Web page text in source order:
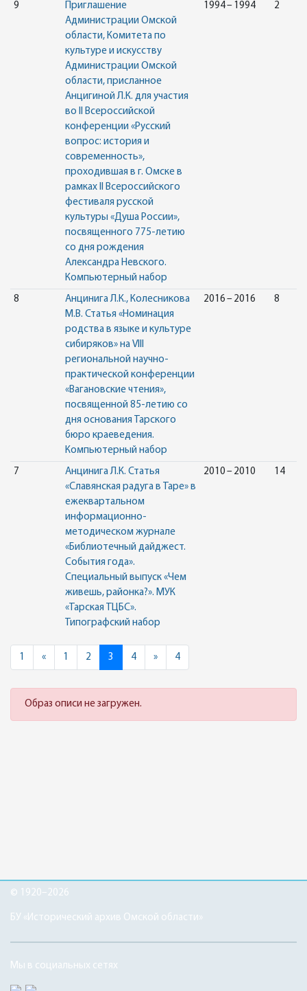
9
Приглашение
Администрации Омской
области, Комитета по
культуре и искусству
Администрации Омской
области, присланное
Анцигиной Л.К. для участия
во II Всероссийской
конференции «Русский
вопрос: история и
современность»,
проходившая в г. Омске в
рамках II Всероссийского
фестиваля русской
культуры «Душа России»,
посвященного 775-летию
со дня рождения
Александра Невского.
Компьютерный набор
1994 – 1994 2
8
Анцинига Л.К., Колесникова
М.В. Статья «Номинация
родства в языке и культуре
сибиряков» на VIII
региональной научно-
практической конференции
«Вагановские чтения»,
посвященной 85-летию со
дня основания Тарского
бюро краеведения.
Компьютерный набор
2016 – 2016 8
7
Анцинига Л.К. Статья
«Славянская радуга в Таре» в
ежеквартальном
информационно-
методическом журнале
«Библиотечный дайджест.
События года».
Специальный выпуск «Чем
живешь, районка?». МУК
«Тарская ТЦБС».
Типографский набор
2010 – 2010 14
1 «Previous
1 2 3 4 »Next4
Образ описи не загружен.
© 1920–2026
БУ «Исторический архив Омской области»
Мы в социальных сетях